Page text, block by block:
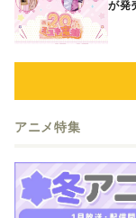
が発
アニメ特集